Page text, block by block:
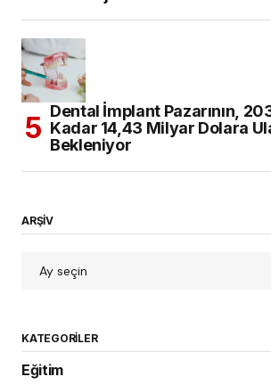
Dental İmplant Pazarının,
Kadar 14,43 Milyar Dolara
Bekleniyor
ARŞİV
KATEGORILER
Eğitim